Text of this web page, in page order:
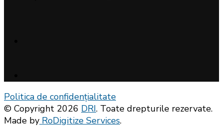
Politica de confidențialitate
© Copyright 2026 DRI. Toate drepturile rezervate.
Made by RoDigitize Services.